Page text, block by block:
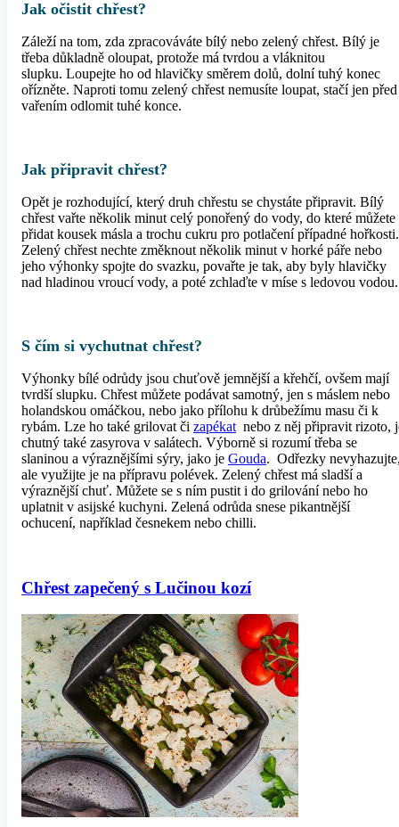
Jak očistit chřest?
Záleží na tom, zda zpracováváte bílý nebo zelený chřest. Bílý je
třeba důkladně oloupat, protože má tvrdou a vláknitou
slupku. Loupejte ho od hlavičky směrem dolů, dolní tuhý konec
ořízněte. Naproti tomu zelený chřest nemusíte loupat, stačí jen před
vařením odlomit tuhé konce.
Jak připravit chřest?
Opět je rozhodující, který druh chřestu se chystáte připravit. Bílý
chřest vařte několik minut celý ponořený do vody, do které můžete
přidat kousek másla a trochu cukru pro potlačení případné hořkosti.
Zelený chřest nechte změknout několik minut v horké páře nebo
jeho výhonky spojte do svazku, povařte je tak, aby byly hlavičky
nad hladinou vroucí vody, a poté zchlaďte v míse s ledovou vodou.
S čím si vychutnat chřest?
Výhonky bílé odrůdy jsou chuťově jemnější a křehčí, ovšem mají
tvrdší slupku. Chřest můžete podávat samotný, jen s máslem nebo
holandskou omáčkou, nebo jako přílohu k drůbežímu masu či k
rybám. Lze ho také grilovat či zapékat nebo z něj připravit rizoto,
chutný také zasyrova v salátech. Výborně si rozumí třeba se
slaninou a výraznějšími sýry, jako je Gouda. Odřezky
ale využijte je na přípravu polévek. Zelený chřest má sladší a
výraznější chuť. Můžete se s ním pustit i do grilování nebo ho
uplatnit v asijské kuchyni. Zelená odrůda snese pikantnější
ochucení, například česnekem nebo chilli.
Chřest zapečený s Lučinou kozí